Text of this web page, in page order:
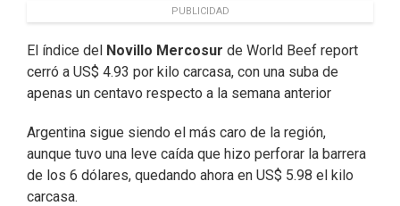
PUBLICIDAD
El índice del Novillo Mercosur de World Beef report
cerró a US$ 4.93 por kilo carcasa, con una suba de
apenas un centavo respecto a la semana anterior
Argentina sigue siendo el más caro de la región,
aunque tuvo una leve caída que hizo perforar la barrera
de los 6 dólares, quedando ahora en US$ 5.98 el kilo
carcasa.